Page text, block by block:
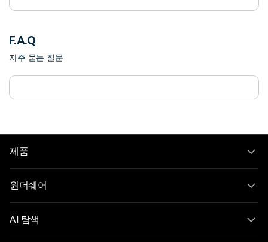
F.A.Q
자주 묻는 질문
제품
원더쉐어
AI 탐색